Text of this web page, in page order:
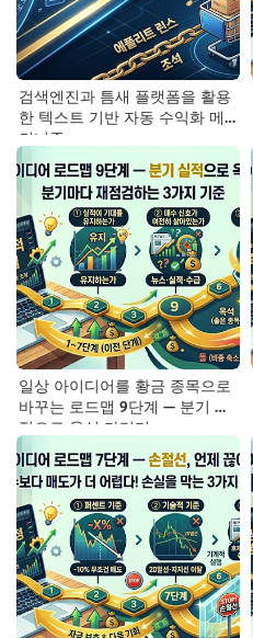
검색엔진과 틈새 플랫폼을 활용
한 텍스트 기반 자동 수익화 메
커니즘
일상 아이디어를 황금 종목으로
바꾸는 로드맵 9단계 — 분기 실
적으로 옥석 가리기